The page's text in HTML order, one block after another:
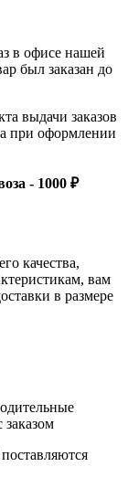
в офисе нашей
был заказан до
выдачи заказов
при оформлении
- 1000 ₽
качества,
вам
в размере
заказом